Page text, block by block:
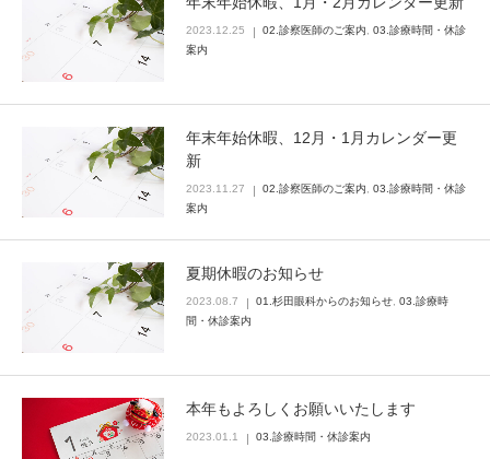
2023.12.25 02.診察医師のご案内
03.診療時間・休診
案内
年末年始休暇、12月・1月カレンダー更
新
2023.11.27 02.診察医師のご案内
03.診療時間・休診
案内
夏期休暇のお知らせ
2023.08.7 01.杉田眼科からのお知らせ 03.診療時
間・休診案内
本年もよろしくお願いいたします
2023.01.1 03.診療時間・休診案内